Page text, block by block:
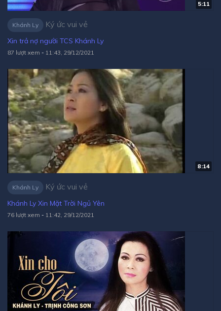
5:11
Khánh Ly Ký ức vui vẻ
Xin trả nợ người TCS Khánh Ly
87 lượt xem - 11:43, 29/12/2021
8:14
Khánh Ly Ký ức vui vẻ
Khánh Ly Xin Mặt Trời Ngủ Yên
76 lượt xem - 11:42, 29/12/2021